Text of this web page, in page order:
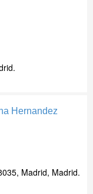
Hernandez
Madrid, Madrid.